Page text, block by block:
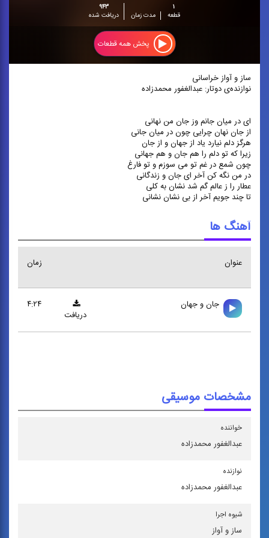
۱
قطعه
مدت زمان
۹۴۳
دریافت شده
پخش همه قطعات
ساز و آواز خراسانی
نوازنده‌ی دوتار: عبدالغفور محمدزاده
ای در میان جانم وز جان من نهانی
از جان نهان چرایی چون در میان جانی
هرگز دلم نیارد یاد از جهان و از جان
زیرا که تو دلم را هم جان و هم جهانی
چون شمع در غم تو می سوزم و تو فارغ
در من نگه کن آخر ای جان و زندگانی
عطار را ز عالم گم شد نشان به کلی
تا چند جویم آخر از بی نشان نشانی
آهنگ ها
عنوان زمان
جان و جهان
۴:۲۴
دریافت
مشخصات موسیقی
خواننده
عبدالغفور محمدزاده
نوازنده
عبدالغفور محمدزاده
شیوه اجرا
ساز و آواز